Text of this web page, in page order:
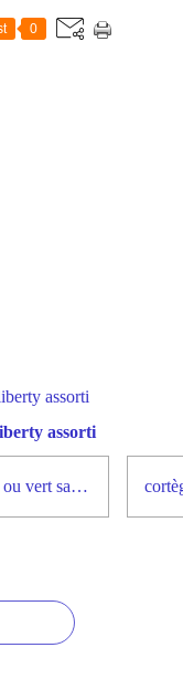
0
assorti
cortège Hélène blanc et vert amande ou vert sauge